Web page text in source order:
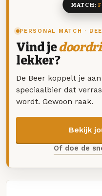
PERSONAL MATCH ·
Vind je
lekker?
De Beer koppelt je
speciaalbier dat
wordt. Gewoon raak.
Bekijk
Of doe de
MATCH: